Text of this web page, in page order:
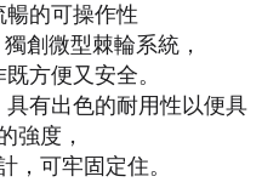
的可操作性
創微型棘輪系統，
方便又安全。
有出色的耐用性以便具
強度，
，可牢固定住。